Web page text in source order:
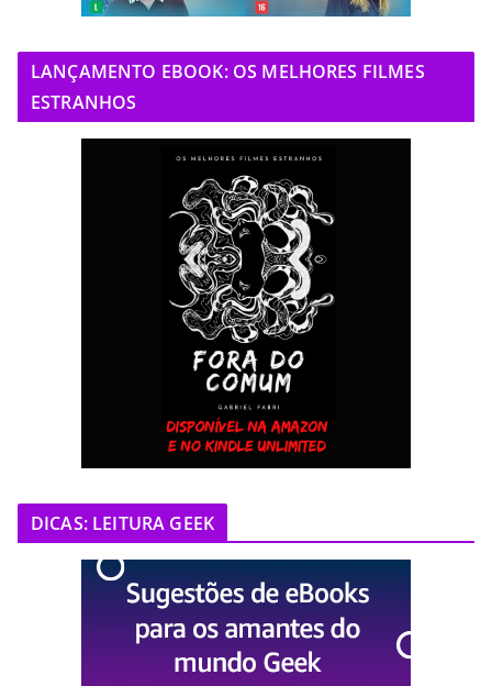
LANÇAMENTO EBOOK: OS MELHORES FILMES
ESTRANHOS
DICAS: LEITURA GEEK